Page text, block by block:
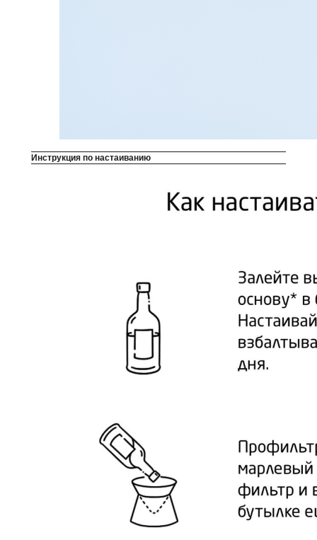
Инструкция по настаиванию